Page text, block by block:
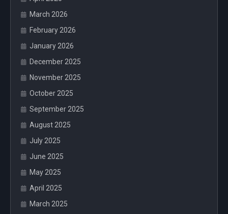
March 2026
February 2026
January 2026
December 2025
November 2025
October 2025
September 2025
August 2025
July 2025
June 2025
May 2025
April 2025
March 2025